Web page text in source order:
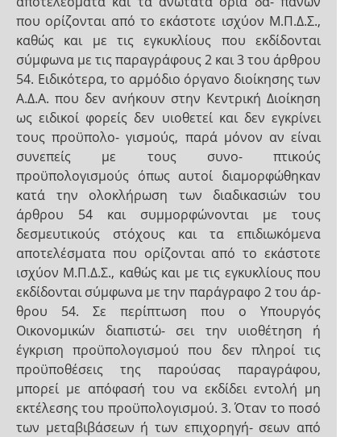
που ορίζονται από το εκάστοτε ισχύον Μ.Π.Δ.Σ.,
καθώς και με τις εγκυκλίους που εκδίδονται
σύμφωνα με τις παραγράφους 2 και 3 του άρθρου
54. Ειδικότερα, το αρμόδιο όργανο διοίκησης των
Α.Δ.Α. που δεν ανήκουν στην Κεντρική Διοίκηση
ως ειδικοί φορείς δεν υιοθετεί και δεν εγκρίνει
τους προϋπολο- γισμούς, παρά μόνον αν είναι
συνεπείς με τους συνο- πτικούς
προϋπολογισμούς όπως αυτοί διαμορφώθηκαν
κατά την ολοκλήρωση των διαδικασιών του
άρθρου 54 και συμμορφώνονται με τους
δεσμευτικούς στόχους και τα επιδιωκόμενα
αποτελέσματα που ορίζονται από το εκάστοτε
ισχύον Μ.Π.Δ.Σ., καθώς και με τις εγκυκλίους που
εκδίδονται σύμφωνα με την παράγραφο 2 του άρ-
θρου 54. Σε περίπτωση που ο Υπουργός
Οικονομικών διαπιστώ- σει την υιοθέτηση ή
έγκριση προϋπολογισμού που δεν πληροί τις
προϋποθέσεις της παρούσας παραγράφου,
μπορεί με απόφασή του να εκδίδει εντολή μη
εκτέλεσης του προϋπολογισμού. 3. Όταν το ποσό
των μεταβιβάσεων ή των επιχορηγή- σεων από